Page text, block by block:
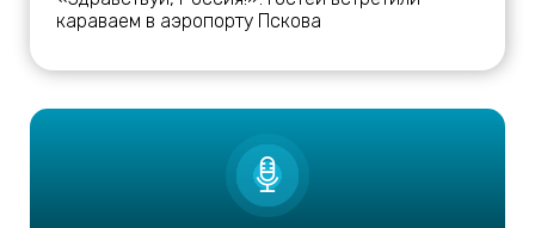
караваем в аэропорту Пскова